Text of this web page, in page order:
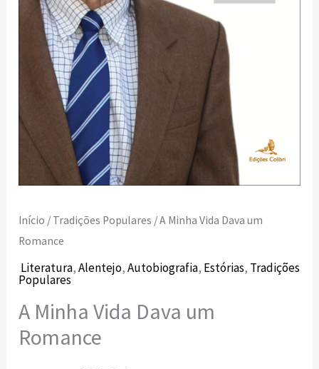
Início / Tradições Populares / A Minha Vida Dava um
Romance
Literatura,Alentejo,Autobiografia, Estórias, Tradições
Populares
A Minha Vida Dava um
Romance